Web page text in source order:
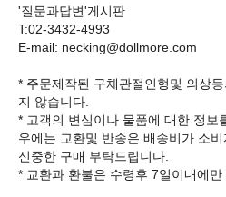
'질문과답변'게시판
T:02-3432-4993
E-mail: necking@dollmore.com
* 주문제작된 구체관절인형및 의상
지 않습니다.
* 고객의 변심이나 물품에 대한 정보
우에는 교환및 반송은 배송비가 소비
신중한 구매 부탁드립니다.